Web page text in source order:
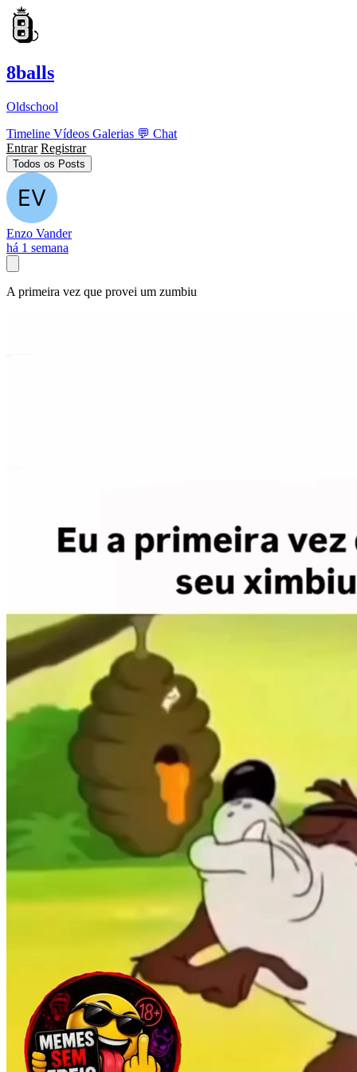
8balls
Oldschool
Timeline Vídeos Galerias 💬 Chat
Entrar Registrar
Todos os Posts
Enzo Vander
há 1 semana
A primeira vez que provei um zumbiu